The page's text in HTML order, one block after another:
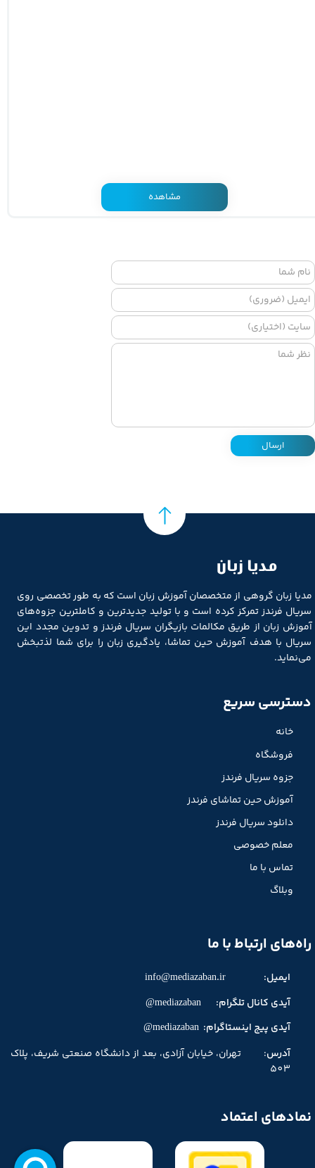
ارسال
مشاهده
مدیا زبان
مدیا زبان گروهی از متخصصان آموزش زبان است که به طور تخصصی روی
سریال فرندز تمرکز کرده است و با تولید جدیدترین و کاملترین جزوه‌های
آموزش زبان از طریق مکالمات بازیگران سریال فرندز و تدوین مجدد این
سریال با هدف آموزش حین تماشا، یادگیری زبان را برای شما لذتبخش
می‌نماید.
نمادهای اعتماد
خانه
فروشگاه
جزوه سریال فرندز
آموزش حین تماشای فرندز
دانلود سریال فرندز
معلم خصوصی
تماس با ما
وبلاگ
دسترسی سریع
راه‌های ارتباط با ما
ایمیل: info@mediazaban.ir
آدرس: تهران، خیابان آزادی، بعد از دانشگاه صنعتی شریف، پلاک
503
آیدی کانال تلگرام: mediazaban@
آیدی پیج اینستاگرام: mediazaban@